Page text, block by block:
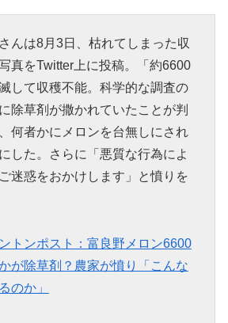
んは8月3日、枯れてしまった収
真をTwitter上に投稿。「約6600
して収穫不能。科学的な調査の
除草剤が撒かれていたことが判
何者かにメロンを台無しにされ
した。さらに「悪質な行為によ
迷惑をおかけします」と憤りを
トンポスト：富良野メロン6600
が除草剤？農家が憤り「こんな
のか」